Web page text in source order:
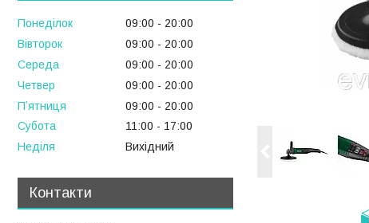
Понеділок 09:00
20:00
Вівторок
09:00
20:00
Середа
09:00
20:00
Четвер
09:00
20:00
Пʼятниця
09:00
20:00
Субота
11:00
17:00
Неділя
Вихідний
Контакти